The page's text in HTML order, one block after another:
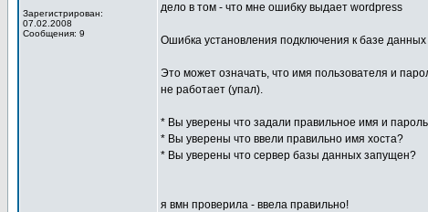
Зарегистрирован:
07.02.2008
Сообщения: 9
дело в том - что мне ошибку выдает wordpress
Ошибка установления подключения к базе данных
Это может означать, что имя пользователя и
не работает (упал).
* Вы уверены что задали правильное имя и
* Вы уверены что ввели правильно имя хоста?
* Вы уверены что сервер базы данных запущен?
я вмн проверила - ввела правильно!